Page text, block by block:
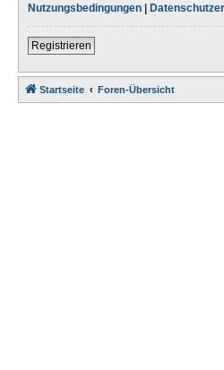
Nutzungsbedingungen |
Registrieren
Startseite Foren-Übersicht